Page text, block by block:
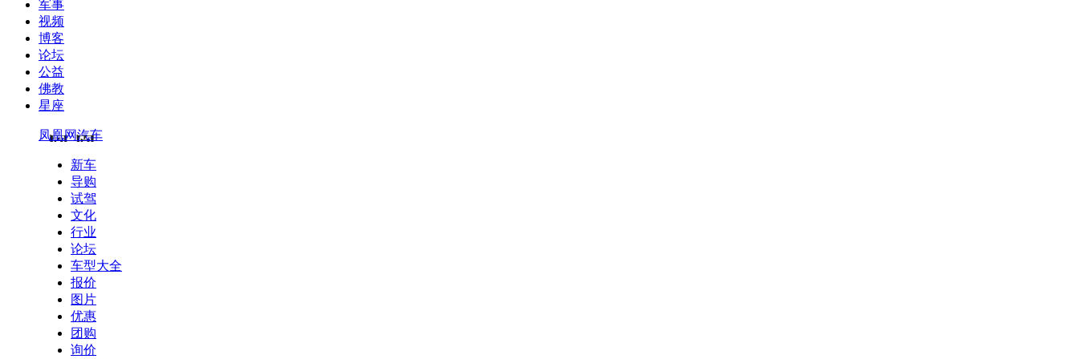
军事
视频
博客
论坛
公益
佛教
星座
凤凰网汽车
新车
导购
试驾
文化
行业
论坛
车型大全
报价
图片
优惠
团购
询价